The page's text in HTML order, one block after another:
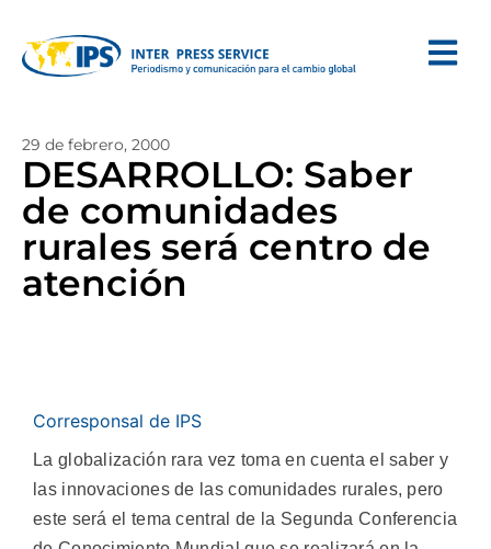
29 de febrero, 2000
DESARROLLO: Saber
de comunidades
rurales será centro de
atención
Corresponsal de IPS
La globalización rara vez toma en cuenta el saber y
las innovaciones de las comunidades rurales, pero
este será el tema central de la Segunda Conferencia